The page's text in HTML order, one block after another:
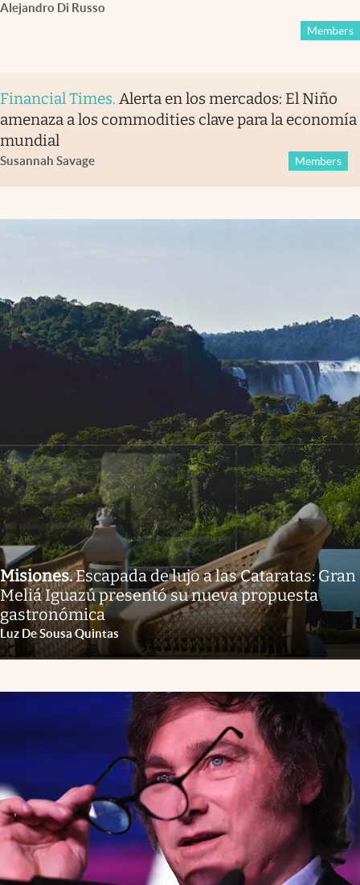
Alejandro Di Russo
Members
Financial Times. Alerta en los mercados: El Niño
amenaza a los commodities clave para la economía
mundial
Susannah Savage Members
Misiones.Escapada de lujo a las Cataratas: Gran
Meliá Iguazú presentó su nueva propuesta
gastronómica
Luz De Sousa Quintas